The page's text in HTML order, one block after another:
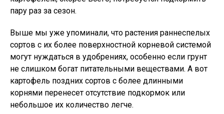
пару раз за сезон.
Выше мы уже упоминали, что растения раннеспелых
сортов с их более поверхностной корневой системой
могут нуждаться в удобрениях, особенно если грунт
не слишком богат питательными веществами. А вот
картофель поздних сортов с более длинными
корнями перенесет отсутствие подкормок или
небольшое их количество легче.